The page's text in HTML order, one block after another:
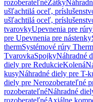
rozoberateľnéZátky
ušľachtilá oceľ,
ušľachtilá oceľ,
tvarovkyUpevnenia pre rúry
pre Upevnenia pre nástenky
thermSystémové rúry Therm
TvarovkaSpojkyNáhradné
diely pre RedukcieKolená
kusyNáhradné diely pre T-
diely pre Nerozoberateľné
rozoberateľnéNáhradné
rozoberateľnéAxiálne